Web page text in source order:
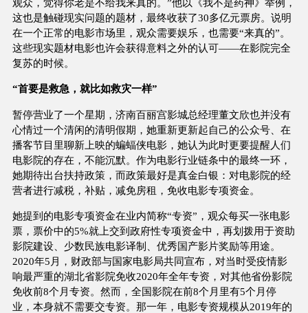
观众，觉得你老是不给我来真的。”他以《我不是药神》举例，
这也是触碰现实问题的题材，最终收获了30多亿元票房。说明
在一个正常的电影市场里，观众需要娱乐，也需要“来真的”。
这些现实题材电影也许会获得意料之外的认可——在影院完全
复苏的时候。
“首要是救急，就比如救灾一样”
暂停营业了一个星期，济南百丽宫影城总经理董文欣也并没有
心情过一个清闲的清明假期，她重新更新起自己的公众号、在
播客节目里聊新上映的蝙蝠侠电影，她认为此时更要提醒人们
电影院的存在，不能沉默。作为电影行业链条中的最终一环，
她期待出台扶持政策，而政策最好是真金白银：对电影院的经
营者进行减税，补贴，减免房租，免收电影专项资金。
她提到的电影专项资金在业内简称“专资”，观众每买一张电影
票，票价中的5%就上交到政府性专项资金中，再划拨用于资助
影院建设、少数民族电影译制、优秀国产影片奖励等用途。
2020年5月，财政部与国家电影局共同宣布，对当时受疫情影
响最严重的湖北省影院免收2020年全年专资，对其他省份影院
免收前8个月专资。然而，全国影院在前8个月里有5个月停
业，本身就不需要交专资。那一年，电影专资规模从2019年的